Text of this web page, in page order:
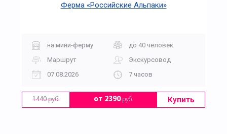
Ферма «Российские Альпаки»
на мини-ферму
до 40 человек
Маршрут
Экскурсовод
07.08.2026
7 часов
1440 руб. от 2390руб. Купить